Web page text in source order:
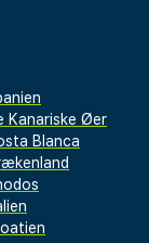
Kanariske Øer
Blanca